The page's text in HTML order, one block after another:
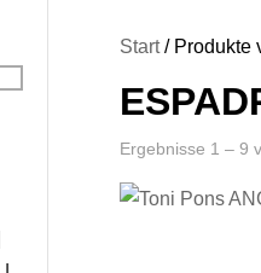
Start/ Produkte
Ergebnisse 1 – 9